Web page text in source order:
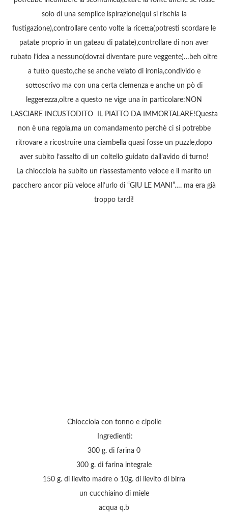
solo di una semplice ispirazione(qui si rischia la
fustigazione),controllare cento volte la ricetta(potresti scordare le
patate proprio in un gateau di patate),controllare di non aver
rubato l’idea a nessuno(dovrai diventare pure veggente)…beh oltre
a tutto questo,che se anche velato di ironia,condivido e
sottoscrivo ma con una certa clemenza e anche un pò di
leggerezza,oltre a questo ne vige una in particolare:NON
LASCIARE INCUSTODITO IL PIATTO DA IMMORTALARE!Questa
non è una regola,ma un comandamento perchè ci si potrebbe
ritrovare a ricostruire una ciambella quasi fosse un puzzle,dopo
aver subito l’assalto di un coltello guidato dall’avido di turno!
La chiocciola ha subito un riassestamento veloce e il marito un
pacchero ancor più veloce all’urlo di “GIU LE MANI”…. ma era già
troppo tardi!
Chiocciola con tonno e cipolle
Ingredienti:
300 g. di farina 0
300 g. di farina integrale
150 g. di lievito madre o 10g. di lievito di birra
un cucchiaino di miele
acqua q.b